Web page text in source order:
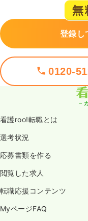
登録し
0120-
看護roo!転職とは
選考状況
応募書類を作る
閲覧した求人
転職応援コンテンツ
MyページFAQ